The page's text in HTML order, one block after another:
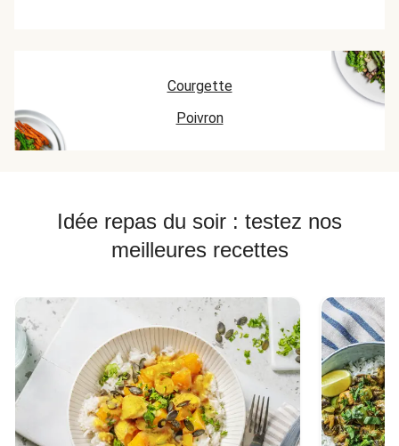
Courgette
Poivron
Idée repas du soir : testez nos
meilleures recettes